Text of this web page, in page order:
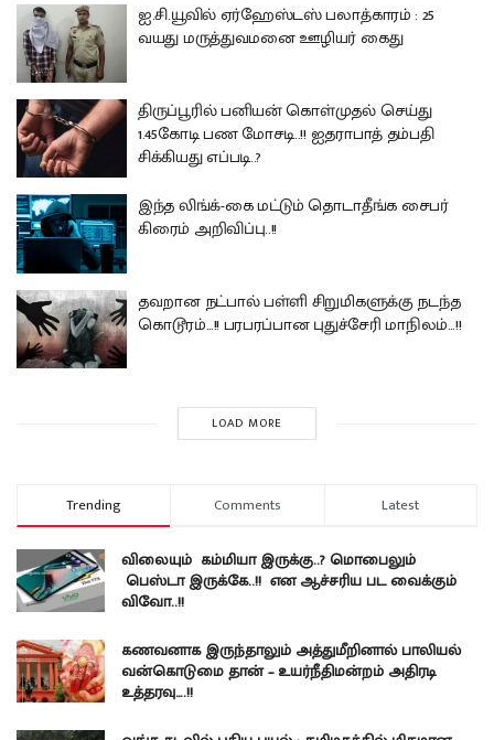
ஐ.சி.யூவில் ஏர்ஹேஸ்டஸ் பலாத்காரம் : 25
வயது மருத்துவமனை ஊழியர் கைது
திருப்பூரில் பனியன் கொள்முதல் செய்து
1.45கோடி பண மோசடி..!! ஐதராபாத் தம்பதி
சிக்கியது எப்படி..?
இந்த லிங்க்-கை மட்டும் தொடாதீங்க சைபர்
கிரைம் அறிவிப்பு..!!
தவறான நட்பால் பள்ளி சிறுமிகளுக்கு நடந்த
கொடூரம்…!! பரபரப்பான புதுச்சேரி மாநிலம்…!!
LOAD MORE
Trending Comments Latest
விலையும் கம்மியா இருக்கு..? மொபைலும்
பெஸ்டா இருக்கே..!! என ஆச்சரிய பட வைக்கும்
விவோ..!!
கணவனாக இருந்தாலும் அத்துமீறினால் பாலியல்
வன்கொடுமை தான் – உயர்நீதிமன்றம் அதிரடி
உத்தரவு….!!